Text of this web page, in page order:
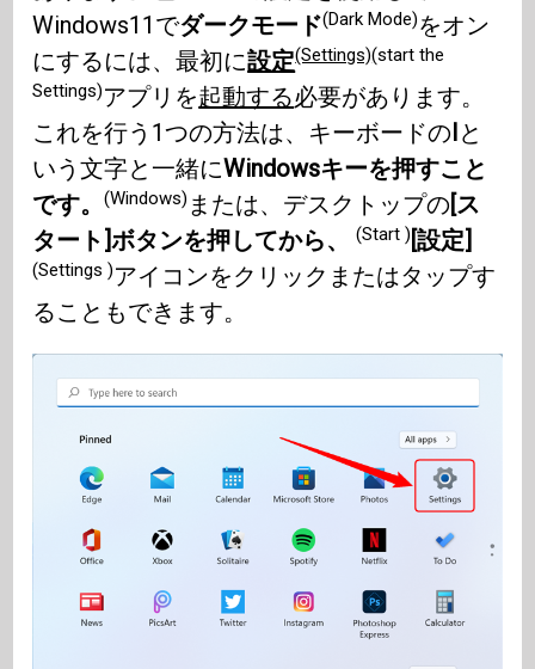
Windows11でダークモード(Dark Mode)をオン
にするには、最初に設定(Settings)(start the
Settings)アプリを起動する必要があります。
これを行う1つの方法は、キーボードのIと
いう文字と一緒にWindowsキーを押すこと
です。(Windows) または、デスクトップの[ス
タート]ボタンを押してから、(Start ) [設定]
(Settings )アイコンをクリックまたはタップす
ることもできます。